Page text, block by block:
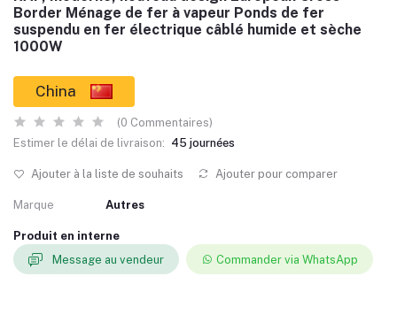
Border Ménage de fer à vapeur Ponds de fer
suspendu en fer électrique câblé humide et sèche
1000W
China
(0 Commentaires)
Estimer le délai de livraison: 45 journées
Ajouter à la liste de souhaits Ajouter pour comparer
Marque Autres
Produit en interne
Message au vendeur
Commander via WhatsApp